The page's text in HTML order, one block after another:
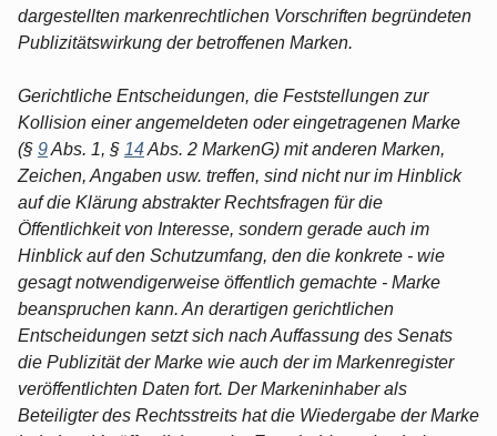
dargestellten markenrechtlichen Vorschriften begründeten
Publizitätswirkung der betroffenen Marken.
Gerichtliche Entscheidungen, die Feststellungen zur
Kollision einer angemeldeten oder eingetragenen Marke
(§ 9Abs. 1, § 14Abs. 2 MarkenG) mit anderen Marken,
Zeichen, Angaben usw. treffen, sind nicht nur im Hinblick
auf die Klärung abstrakter Rechtsfragen für die
Öffentlichkeit von Interesse, sondern gerade auch im
Hinblick auf den Schutzumfang, den die konkrete - wie
gesagt notwendigerweise öffentlich gemachte - Marke
beanspruchen kann. An derartigen gerichtlichen
Entscheidungen setzt sich nach Auffassung des Senats
die Publizität der Marke wie auch der im Markenregister
veröffentlichten Daten fort. Der Markeninhaber als
Beteiligter des Rechtsstreits hat die Wiedergabe der Marke